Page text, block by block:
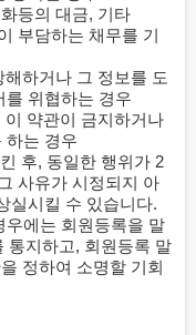
등의 대금, 기타
부담하는 채무를 기
하거나 그 정보를 도
를 위협하는 경우
약관이 금지하거나
하는 경우
후, 동일한 행위가 2
사유가 시정되지 아
실시킬 수 있습니다.
우에는 회원등록을 말
통지하고, 회원등록 말
정하여 소명할 기회